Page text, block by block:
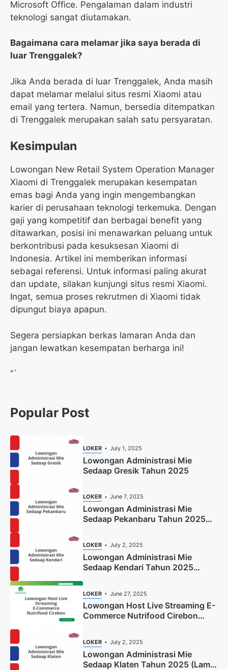
Microsoft Office. Pengalaman dalam industri
teknologi sangat diutamakan.
Bagaimana cara melamar jika saya berada di
luar Trenggalek?
Jika Anda berada di luar Trenggalek, Anda masih
dapat melamar melalui situs resmi Xiaomi atau
email yang tertera. Namun, bersedia ditempatkan
di Trenggalek merupakan salah satu persyaratan.
Kesimpulan
Lowongan New Retail System Operation Manager
Xiaomi di Trenggalek merupakan kesempatan
emas bagi Anda yang ingin mengembangkan
karier di perusahaan teknologi terkemuka. Dengan
gaji yang kompetitif dan berbagai benefit yang
ditawarkan, posisi ini menawarkan peluang untuk
berkontribusi pada kesuksesan Xiaomi di
Indonesia. Artikel ini memberikan informasi
sebagai referensi. Untuk informasi paling akurat
dan update, silakan kunjungi situs resmi Xiaomi.
Ingat, semua proses rekrutmen di Xiaomi tidak
dipungut biaya apapun.
Segera persiapkan berkas lamaran Anda dan
jangan lewatkan kesempatan berharga ini!
“`
Popular Post
LOKER July 1, 2025
Lowongan Administrasi Mie
Sedaap Gresik Tahun 2025
LOKER June 7, 2025
Lowongan Administrasi Mie
Sedaap Pekanbaru Tahun 2025
LOKER July 2, 2025
Lowongan Administrasi Mie
Sedaap Kendari Tahun 2025
LOKER June 27, 2025
Lowongan Host Live Streaming E-
Commerce Nutrifood Cirebon
LOKER July 2, 2025
Lowongan Administrasi Mie
Sedaap Klaten Tahun 2025 (Lamar